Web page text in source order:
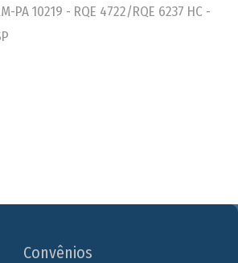
PA 10219 - RQE 4722/RQE 6237 HC -
Convênios